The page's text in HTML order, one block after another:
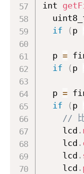
int
if
( p
  p
=
if
( p
  p
=
if
( p
// 比
    lcd
.
    lcd
.
    lcd
.
    lcd
.